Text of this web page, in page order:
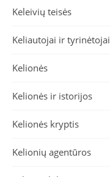
Keleivių teisės
Keliautojai ir tyrinėtojai
Kelionės
Kelionės ir istorijos
Kelionės kryptis
Kelionių agentūros